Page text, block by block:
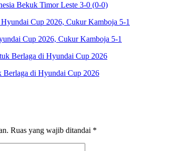
Bekuk Timor Leste 3-0 (0-0)
Cup 2026, Cukur Kamboja 5-1
Berlaga di Hyundai Cup 2026
Ruas yang wajib ditandai *